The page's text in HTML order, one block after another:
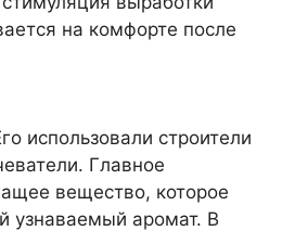
на комфорте после
использовали строители
Главное
вещество, которое
узнаваемый аромат. В